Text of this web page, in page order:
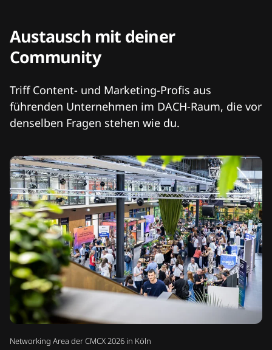
Networking Area der CMCX 2026 in Köln
Austausch mit deiner
Community
Triff Content- und Marketing-Profis aus
führenden Unternehmen im DACH-Raum, die vor
denselben Fragen stehen wie du.